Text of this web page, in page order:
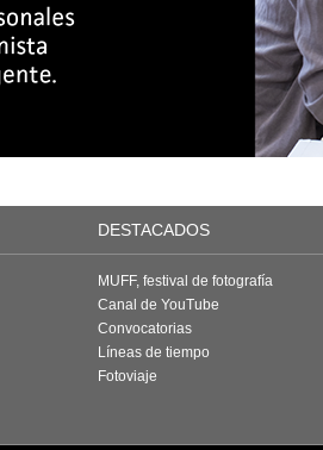
DESTACADOS
MUFF, festival de fotografía
Canal de YouTube
Convocatorias
Líneas de tiempo
Fotoviaje